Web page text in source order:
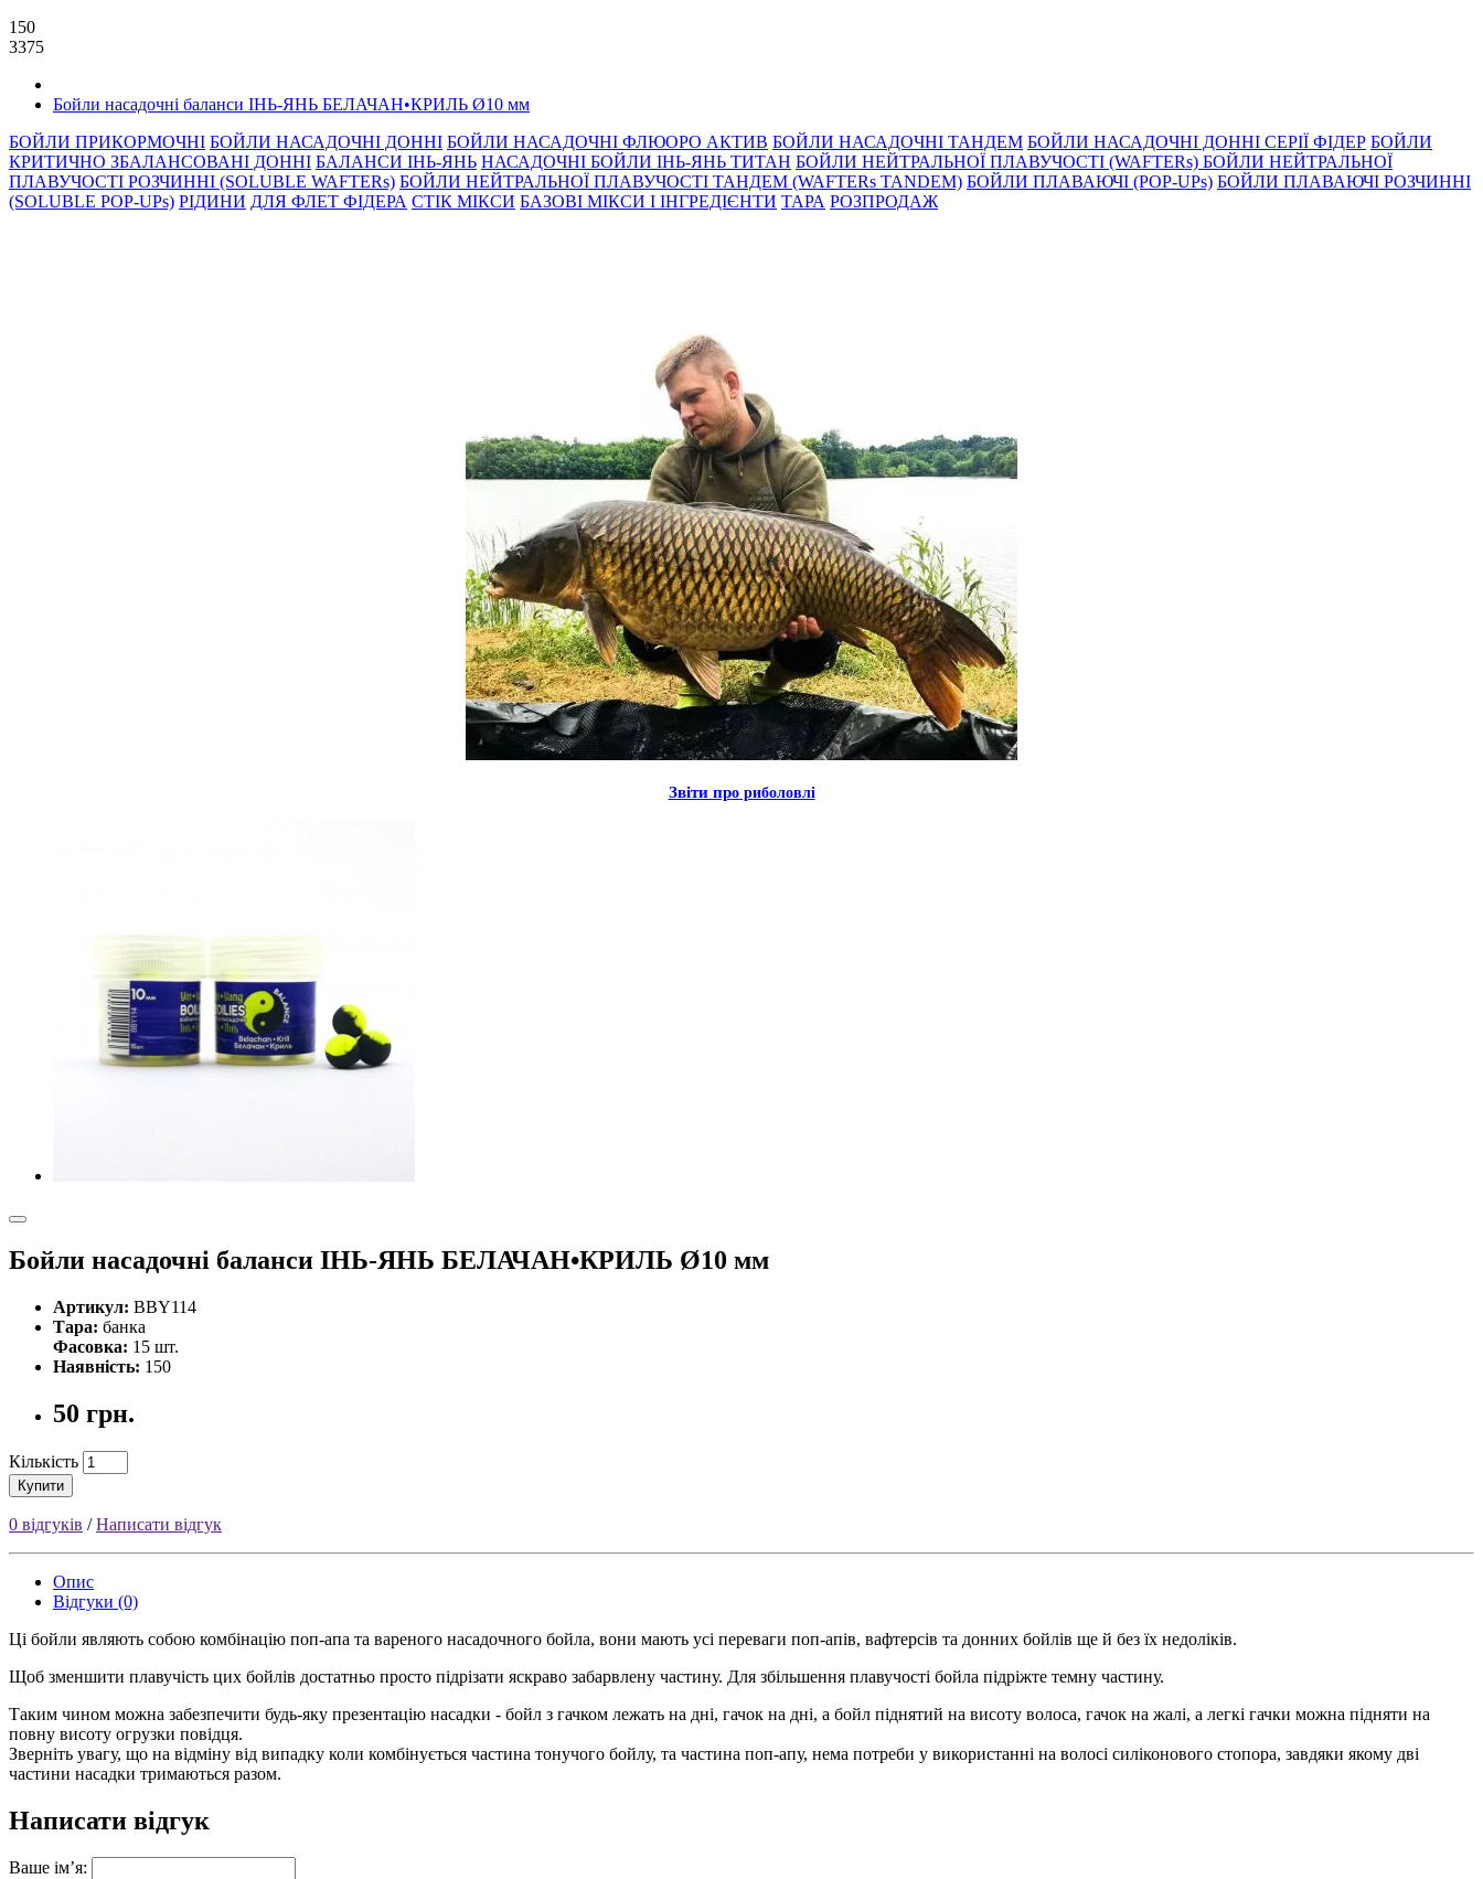
150
3375
Бойли насадочні баланси ІНЬ-ЯНЬ БЕЛАЧАН•КРИЛЬ Ø10 мм
БОЙЛИ ПРИКОРМОЧНI БОЙЛИ НАСАДОЧНI ДОННI БОЙЛИ НАСАДОЧНІ ФЛЮОРО АКТИВ БОЙЛИ НАСАДОЧНІ ТАНДЕМ БОЙЛИ НАСАДОЧНI ДОННI СЕРIÏ ФIДЕР БОЙЛИ
КРИТИЧНО ЗБАЛАНСОВАНІ ДОННІ БАЛАНСИ ІНЬ-ЯНЬ НАСАДОЧНІ БОЙЛИ ІНЬ-ЯНЬ ТИТАН БОЙЛИ НЕЙТРАЛЬНОÏ ПЛАВУЧОСТI (WAFTERs) БОЙЛИ НЕЙТРАЛЬНОЇ
ПЛАВУЧОСТІ РОЗЧИННІ (SOLUBLE WAFTERs) БОЙЛИ НЕЙТРАЛЬНОЇ ПЛАВУЧОСТІ ТАНДЕМ (WAFTERs TANDEM) БОЙЛИ ПЛАВАЮЧІ (POP-UPs) БОЙЛИ ПЛАВАЮЧI РОЗЧИННI
(SOLUBLE POP-UPs) РIДИНИ ДЛЯ ФЛЕТ ФІДЕРА СТIК МIКСИ БАЗОВІ МІКСИ І ІНГРЕДІЄНТИ ТАРА РОЗПРОДАЖ
Звiти про риболовлi
Бойли насадочні баланси ІНЬ-ЯНЬ БЕЛАЧАН•КРИЛЬ Ø10 мм
Артикул: BBY114
Тара: банка
Фасовка: 15 шт.
Наявність: 150
50 грн.
Кількість
Купити
0 відгуків /Написати відгук
Опис
Відгуки (0)
Ці бойли являють собою комбінацію поп-апа та вареного насадочного бойла, вони мають усі переваги поп-апів, вафтерсів та донних бойлів ще й без їх недоліків.
Щоб зменшити плавучість цих бойлів достатньо просто підрізати яскраво забарвлену частину. Для збільшення плавучості бойла підріжте темну частину.
Таким чином можна забезпечити будь-яку презентацію насадки - бойл з гачком лежать на дні, гачок на дні, а бойл піднятий на висоту волоса, гачок на жалі, а легкі гачки можна підняти на
повну висоту огрузки повідця.
Зверніть увагу, що на відміну від випадку коли комбінується частина тонучого бойлу, та частина поп-апу, нема потреби у використанні на волосі силіконового стопора, завдяки якому дві
частини насадки тримаються разом.
Написати відгук
Ваше ім’я: